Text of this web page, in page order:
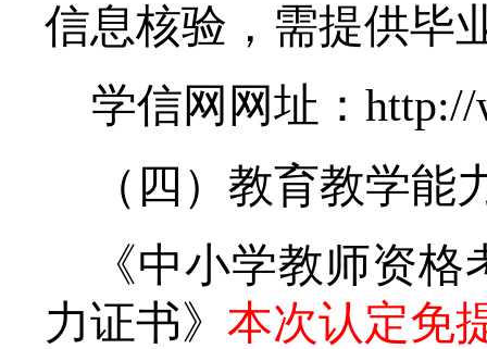
信息核验，需提供毕
学信网网址：http://
（四）教育教学能
《中小学教师资
力证书》本次认定免